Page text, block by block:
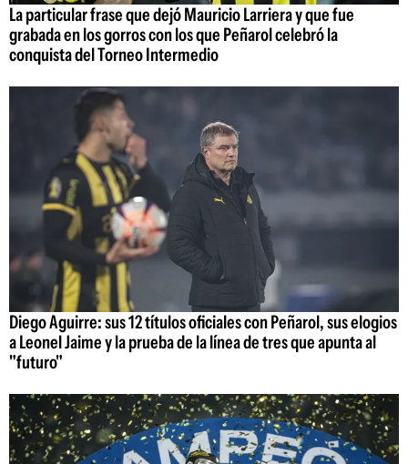
La particular frase que dejó Mauricio Larriera y que fue
grabada en los gorros con los que Peñarol celebró la
conquista del Torneo Intermedio
Diego Aguirre: sus 12 títulos oficiales con Peñarol, sus elogios
a Leonel Jaime y la prueba de la línea de tres que apunta al
"futuro"